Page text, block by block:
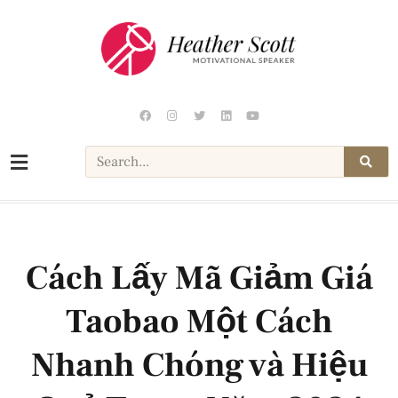
Cách Lấy Mã Giảm Giá
Taobao Một Cách
Nhanh Chóng và Hiệu